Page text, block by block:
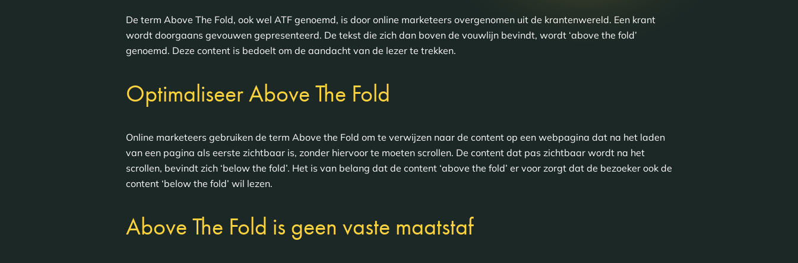
De term Above The Fold, ook wel ATF genoemd, is door online marketeers overgenomen uit de krantenwereld. Een krant
wordt doorgaans gevouwen gepresenteerd. De tekst die zich dan boven de vouwlijn bevindt, wordt ‘above the fold’
genoemd. Deze content is bedoelt om de aandacht van de lezer te trekken.
Optimaliseer Above The Fold
Online marketeers gebruiken de term Above the Fold om te verwijzen naar de content op een webpagina dat na het laden
van een pagina als eerste zichtbaar is, zonder hiervoor te moeten scrollen. De content dat pas zichtbaar wordt na het
scrollen, bevindt zich ‘below the fold’. Het is van belang dat de content ‘above the fold’ er voor zorgt dat de bezoeker ook de
content ‘below the fold’ wil lezen.
Above The Fold is geen vaste maatstaf